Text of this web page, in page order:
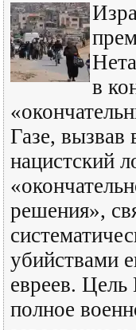
в
Газе, вызвав
нацистский
решения»,
убийствами
евреев. Цель
полное